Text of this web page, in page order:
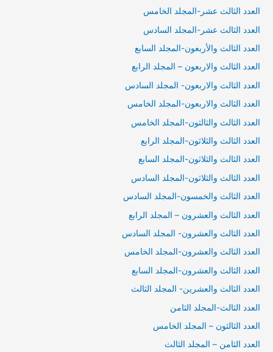
العدد الثالث عشر-المجلد الخامس
العدد الثالث عشر-المجلد السادس
العدد الثالث والأربعون-المجلد السابع
العدد الثالث والاربعون – المجلد الرابع
العدد الثالث والاربعون- المجلد السادس
العدد الثالث والاربعون-المجلد الخامس
العدد الثالث والثالثون-المجلد الخامس
العدد الثالث والثلاثون-المجلد الرابع
العدد الثالث والثلاثون-المجلد السابع
العدد الثالث والثلاثون-المجلد السادس
العدد الثالث والخمسون-المجلد السادس
العدد الثالث والعشرون – المجلد الرابع
العدد الثالث والعشرون- المجلد السادس
العدد الثالث والعشرون-المجلد الخامس
العدد الثالث والعشرون-المجلد السابع
العدد الثالث والعشرين- المجلد الثالث
العدد الثالث-المجلد الثامن
العدد الثالثون – المجلد الخامس
العدد الثامن – المجلد الثالث